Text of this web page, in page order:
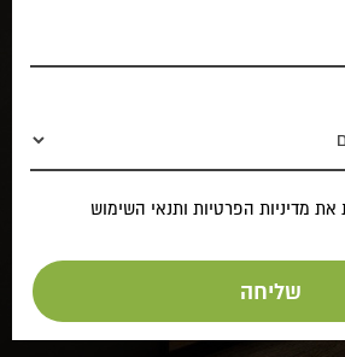
את מדיניות הפרטיות ותנאי השימוש